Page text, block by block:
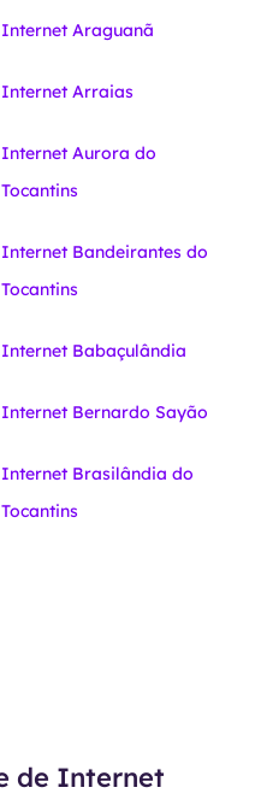
Internet Araguanã
Internet Arraias
Internet Aurora do
Tocantins
Internet Bandeirantes do
Tocantins
Internet Babaçulândia
Internet Bernardo Sayão
Internet Brasilândia do
Tocantins
de Internet